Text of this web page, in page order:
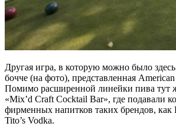
Другая игра, в которую можно было
бочче (на фото), представленная
Помимо расширенной линейки пива тут
«Mix’d Craft Cocktail Bar», где подавали
фирменных напитков таких брендов, как
Tito’s Vodka.